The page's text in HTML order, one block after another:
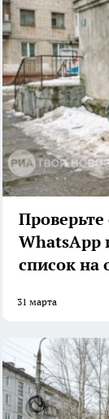
WhatsApp
список на
31 марта